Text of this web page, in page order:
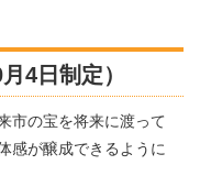
4日制定）
市の宝を将来に渡って
感が醸成できるように